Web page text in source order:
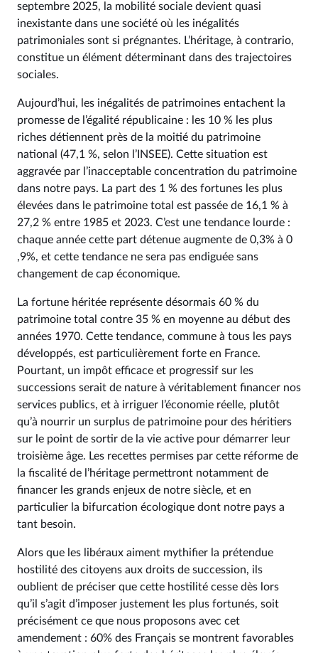
septembre 2025, la mobilité sociale devient quasi
inexistante dans une société où les inégalités
patrimoniales sont si prégnantes. L’héritage, à contrario,
constitue un élément déterminant dans des trajectoires
sociales.
Aujourd’hui, les inégalités de patrimoines entachent la
promesse de l’égalité républicaine : les 10 % les plus
riches détiennent près de la moitié du patrimoine
national (47,1 %, selon l’INSEE). Cette situation est
aggravée par l’inacceptable concentration du patrimoine
dans notre pays. La part des 1 % des fortunes les plus
élevées dans le patrimoine total est passée de 16,1 % à
27,2 % entre 1985 et 2023. C’est une tendance lourde :
chaque année cette part détenue augmente de 0,3% à 0
,9%, et cette tendance ne sera pas endiguée sans
changement de cap économique.
La fortune héritée représente désormais 60 % du
patrimoine total contre 35 % en moyenne au début des
années 1970. Cette tendance, commune à tous les pays
développés, est particulièrement forte en France.
Pourtant, un impôt efficace et progressif sur les
successions serait de nature à véritablement financer nos
services publics, et à irriguer l’économie réelle, plutôt
qu’à nourrir un surplus de patrimoine pour des héritiers
sur le point de sortir de la vie active pour démarrer leur
troisième âge. Les recettes permises par cette réforme de
la fiscalité de l’héritage permettront notamment de
financer les grands enjeux de notre siècle, et en
particulier la bifurcation écologique dont notre pays a
tant besoin.
Alors que les libéraux aiment mythifier la prétendue
hostilité des citoyens aux droits de succession, ils
oublient de préciser que cette hostilité cesse dès lors
qu’il s’agit d’imposer justement les plus fortunés, soit
précisément ce que nous proposons avec cet
amendement : 60% des Français se montrent favorables